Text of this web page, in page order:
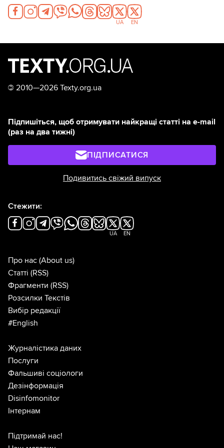
UA EN
© 2010—2026 Texty.org.ua
Підпишіться, щоб отримувати найкращі статті на e-mail
(раз на два тижні)
ПІДПИСАТИСЯ
Подивитись свіжий випуск
Стежити:
UA EN
Про нас (About us)
Статті (RSS)
Фрагменти (RSS)
Розсилки Текстів
Вибір редакції
#English
Журналістика даних
Послуги
Фальшиві соціологи
Дезінформація
Disinfomonitor
Інтернам
Підтримай нас!